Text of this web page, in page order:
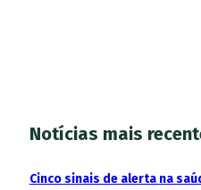
Notícias mais
Cinco sinais de alerta na